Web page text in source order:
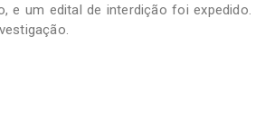
e um edital de interdição foi expedido.